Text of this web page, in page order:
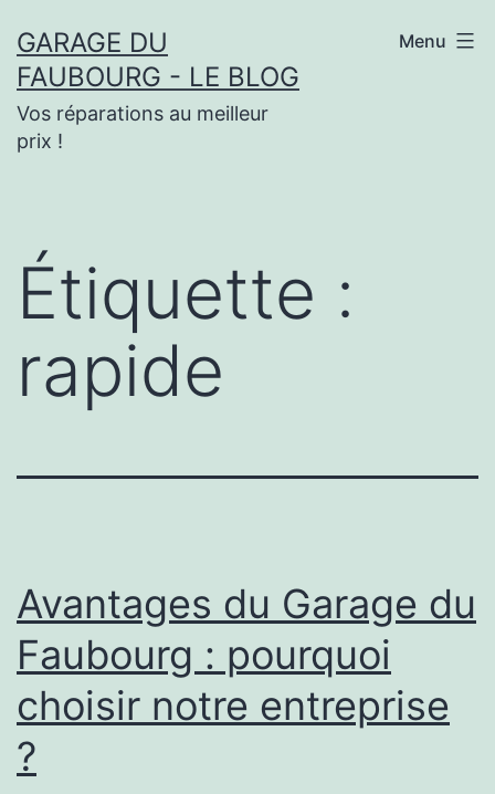
au
contenu
GARAGE DU
FAUBOURG - LE BLOG
Vos réparations au meilleur
prix !
Menu
Étiquette :
rapide
Avantages du Garage du
Faubourg : pourquoi
choisir notre entreprise
?